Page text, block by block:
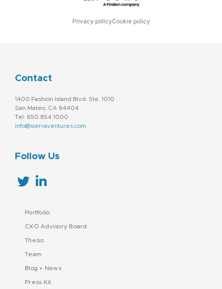
Privacy policyCookie policy
Contact
1400 Fashion Island Blvd. Ste. 1010
San Mateo, CA 94404
Tel: 650.854.1000
info@sierraventures.com
Follow Us
Portfolio
CXO Advisory Board
Thesis
Team
Blog + News
Press Kit